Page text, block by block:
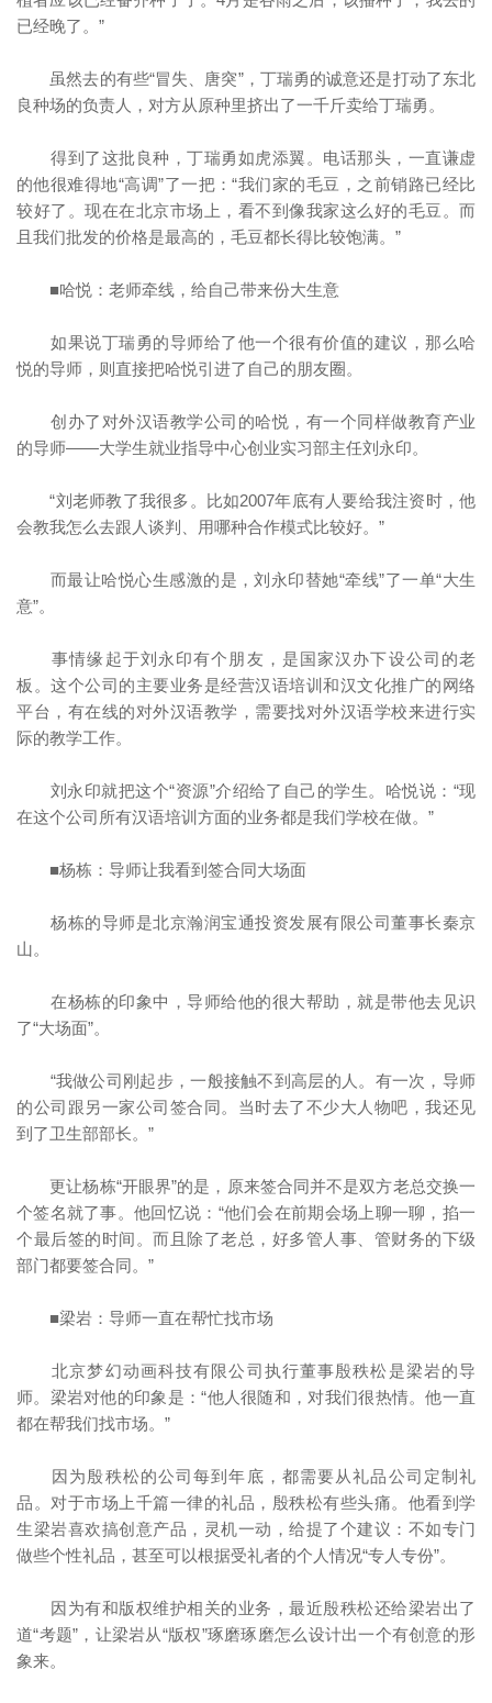
已经晚了。”
虽然去的有些“冒失、唐突”，丁瑞勇的诚意还是打动了东北
良种场的负责人，对方从原种里挤出了一千斤卖给丁瑞勇。
得到了这批良种，丁瑞勇如虎添翼。电话那头，一直谦虚
的他很难得地“高调”了一把：“我们家的毛豆，之前销路已经比
较好了。现在在北京市场上，看不到像我家这么好的毛豆。而
且我们批发的价格是最高的，毛豆都长得比较饱满。”
■哈悦：老师牵线，给自己带来份大生意
如果说丁瑞勇的导师给了他一个很有价值的建议，那么哈
悦的导师，则直接把哈悦引进了自己的朋友圈。
创办了对外汉语教学公司的哈悦，有一个同样做教育产业
的导师——大学生就业指导中心创业实习部主任刘永印。
“刘老师教了我很多。比如2007年底有人要给我注资时，他
会教我怎么去跟人谈判、用哪种合作模式比较好。”
而最让哈悦心生感激的是，刘永印替她“牵线”了一单“大生
意”。
事情缘起于刘永印有个朋友，是国家汉办下设公司的老
板。这个公司的主要业务是经营汉语培训和汉文化推广的网络
平台，有在线的对外汉语教学，需要找对外汉语学校来进行实
际的教学工作。
刘永印就把这个“资源”介绍给了自己的学生。哈悦说：“现
在这个公司所有汉语培训方面的业务都是我们学校在做。”
■杨栋：导师让我看到签合同大场面
杨栋的导师是北京瀚润宝通投资发展有限公司董事长秦京
山。
在杨栋的印象中，导师给他的很大帮助，就是带他去见识
了“大场面”。
“我做公司刚起步，一般接触不到高层的人。有一次，导师
的公司跟另一家公司签合同。当时去了不少大人物吧，我还见
到了卫生部部长。”
更让杨栋“开眼界”的是，原来签合同并不是双方老总交换一
个签名就了事。他回忆说：“他们会在前期会场上聊一聊，掐一
个最后签的时间。而且除了老总，好多管人事、管财务的下级
部门都要签合同。”
■梁岩：导师一直在帮忙找市场
北京梦幻动画科技有限公司执行董事殷秩松是梁岩的导
师。梁岩对他的印象是：“他人很随和，对我们很热情。他一直
都在帮我们找市场。”
因为殷秩松的公司每到年底，都需要从礼品公司定制礼
品。对于市场上千篇一律的礼品，殷秩松有些头痛。他看到学
生梁岩喜欢搞创意产品，灵机一动，给提了个建议：不如专门
做些个性礼品，甚至可以根据受礼者的个人情况“专人专份”。
因为有和版权维护相关的业务，最近殷秩松还给梁岩出了
道“考题”，让梁岩从“版权”琢磨琢磨怎么设计出一个有创意的形
象来。